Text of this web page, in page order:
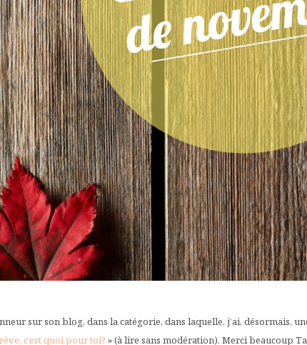
sur son blog, dans la catégorie, dans laquelle, j’ai, désormais,
c’est quoi pour toi? » (à lire sans modération). Merci beaucoup